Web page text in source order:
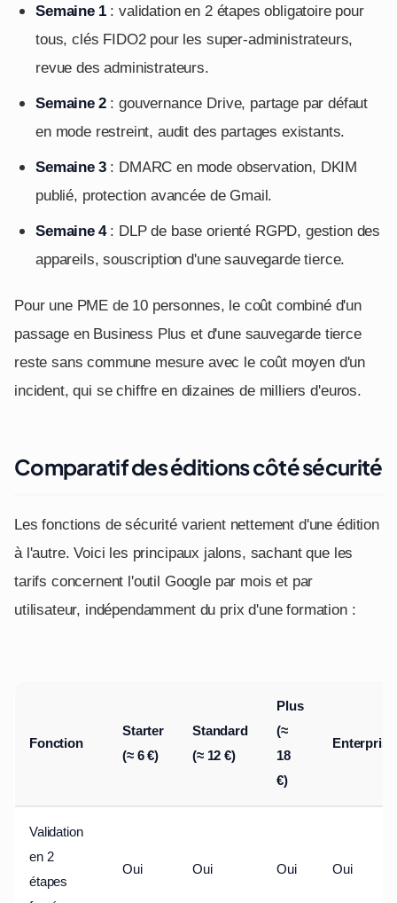
Semaine 1: validation en 2 étapes obligatoire pour
tous, clés FIDO2 pour les super-administrateurs,
revue des administrateurs.
Semaine 2: gouvernance Drive, partage par défaut
en mode restreint, audit des partages existants.
Semaine 3: DMARC en mode observation, DKIM
publié, protection avancée de Gmail.
Semaine 4: DLP de base orienté RGPD, gestion des
appareils, souscription d'une sauvegarde tierce.
Pour une PME de 10 personnes, le coût combiné d'un
passage en Business Plus et d'une sauvegarde tierce
reste sans commune mesure avec le coût moyen d'un
incident, qui se chiffre en dizaines de milliers d'euros.
Comparatif des éditions côté sécurité
Les fonctions de sécurité varient nettement d'une édition
à l'autre. Voici les principaux jalons, sachant que les
tarifs concernent l'outil Google par mois et par
utilisateur, indépendamment du prix d'une formation :
Fonction
Starter
(≈ 6 €)
Standard
(≈ 12 €)
Plus
(≈
18
€)
Enterprise
Validation
en 2
étapes
Oui Oui Oui Oui